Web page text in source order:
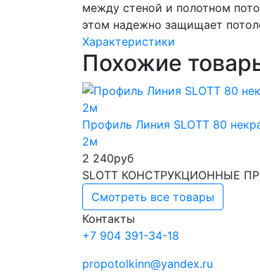
между стеной и полотном
этом надежно защищает
Характеристики
Похожие
Профиль Линия SLOTT 80
2м
2 240руб
SLOTT КОНСТРУКЦИОННЫЕ
Смотреть все товары
Контакты
+7 904 391-34-18
propotolkinn@yandex.ru